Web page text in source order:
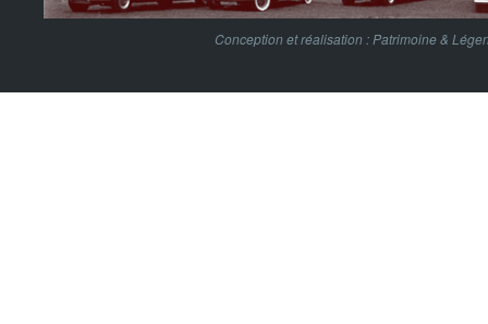
Conception et réalisation : Patrimoine &